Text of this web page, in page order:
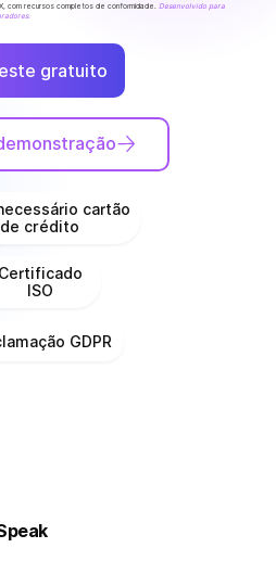
com recursos completos de conformidade.Desenvolvido para
gratuito
cartão
de crédito
Certificado
ISO
GDPR